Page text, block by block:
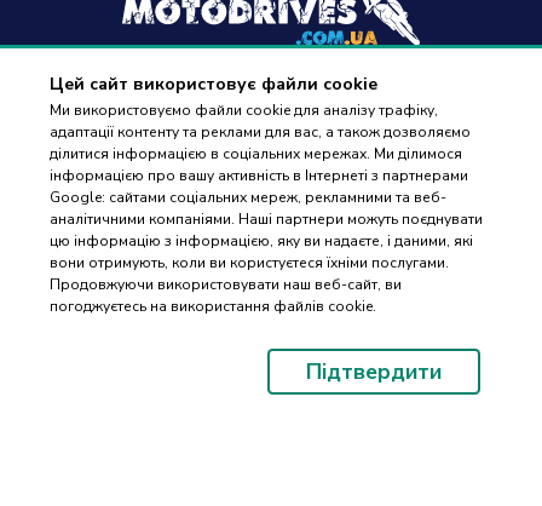
Цей сайт використовує файли cookie
Ми використовуємо файли cookie для аналізу трафіку,
адаптації контенту та реклами для вас, а також дозволяємо
ділитися інформацією в соціальних мережах. Ми ділимося
інформацією про вашу активність в Інтернеті з партнерами
Google: сайтами соціальних мереж, рекламними та веб-
аналітичними компаніями. Наші партнери можуть поєднувати
цю інформацію з інформацією, яку ви надаєте, і даними, які
вони отримують, коли ви користуєтеся їхніми послугами.
Продовжуючи використовувати наш веб-сайт, ви
погоджуєтесь на використання файлів cookie.
Підтвердити
+38(096) 488 77 88
дзвінки приймаються в робочі дні з 9:00 до 18:00
Оплата та доставка
Контакти
ПІДБІР
ЗАПЧАСТИН